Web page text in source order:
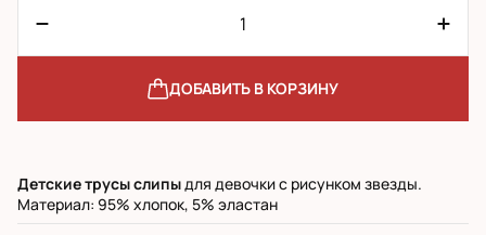
ДОБАВИТЬ В КОРЗИНУ
Детские трусы слипыдля девочки с рисунком звезды.
Материал: 95% хлопок, 5% эластан